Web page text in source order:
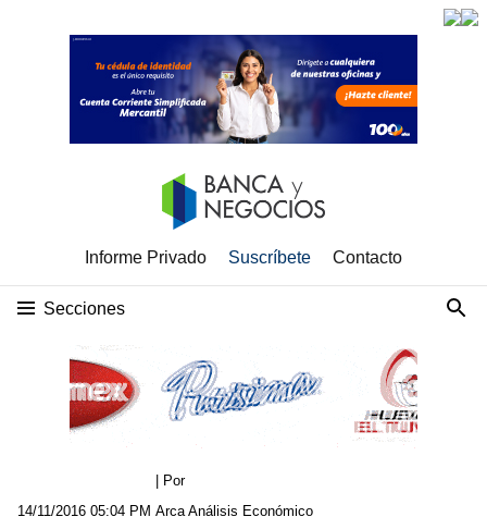
Informe Privado Suscríbete Contacto
Secciones
14/11/2016 05:04 PM
| Por
Arca Análisis Económico